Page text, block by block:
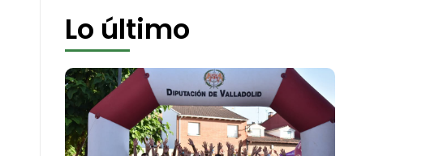
Lo último